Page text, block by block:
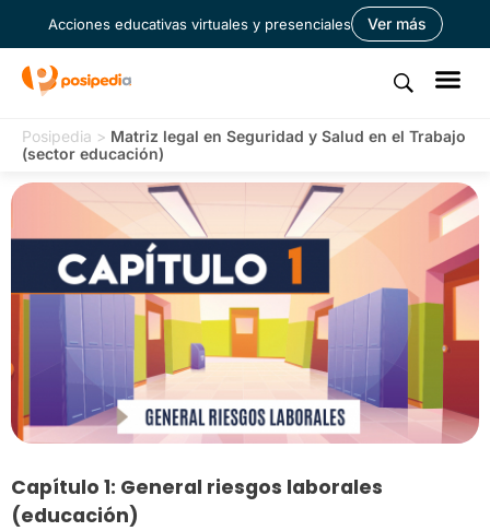
Acciones educativas virtuales y presenciales Ver más
Posipedia > Matriz legal en Seguridad y Salud en el Trabajo
(sector educación)
Capítulo 1: General riesgos laborales
(educación)